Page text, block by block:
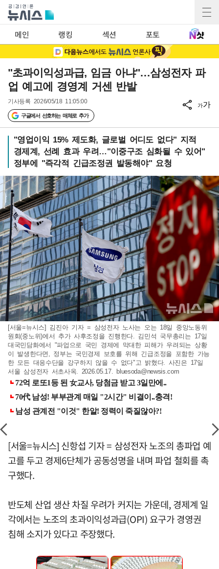
메인 랭킹 섹션 포토
"초과이익성과급, 임금 아냐"…삼성전자 파
업 예고에 경영계 거센 반발
기사등록 2026/05/18 11:05:00
구글에서 선호하는 매체로 추가
가가
"영업이익 15% 제도화, 글로벌 어디도 없다" 지적
경제계, 선례 효과 우려…"이중구조 심화될 수 있어"
정부에 "즉각적 긴급조정권 발동해야" 요청
[서울=뉴시스] 김진아 기자 = 삼성전자 노사는 오는 18일 중앙노동위
원회(중노위)에서 추가 사후조정을 진행한다. 김민석 국무총리는 17일
대국민담화에서 "파업으로 국민 경제에 막대한 피해가 우려되는 상황
이 발생한다면, 정부는 국민경제 보호를 위해 긴급조정을 포함한 가능
한 모든 대응수단을 강구하지 않을 수 없다"고 밝혔다. 사진은 17일
서울 삼성전자 서초사옥. 2026.05.17. bluesoda@newsis.com
[서울=뉴시스] 신항섭 기자 = 삼성전자 노조의 총파업 예
고를 두고 경제6단체가 공동성명을 내며 파업 철회를 촉
구했다.
반도체 산업 생산 차질 우려가 커지는 가운데, 경제계 일
각에서는 노조의 초과이익성과급(OPI) 요구가 경영권
침해 소지가 있다고 주장했다.